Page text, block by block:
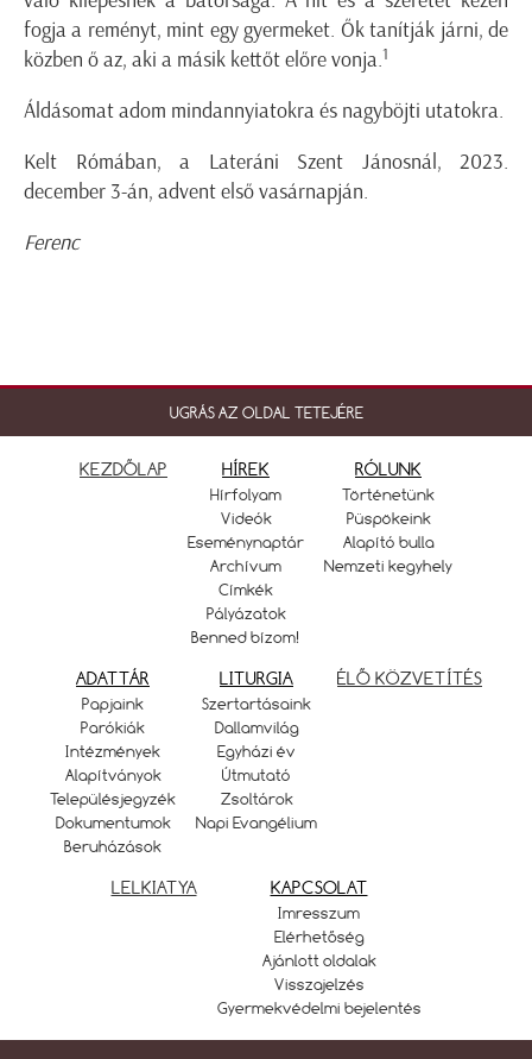
fogja a reményt, mint egy gyermeket. Ők tanítják járni, de
közben ő az, aki a másik kettőt előre vonja.1
Áldásomat adom mindannyiatokra és nagyböjti utatokra.
Kelt Rómában, a Lateráni Szent Jánosnál, 2023.
december 3-án, advent első vasárnapján.
Ferenc
UGRÁS AZ OLDAL TETEJÉRE
KEZDŐLAP HÍREK
Hírfolyam
Videók
Eseménynaptár
Archívum
Címkék
Pályázatok
Benned bízom!
RÓLUNK
Történetünk
Püspökeink
Alapító bulla
Nemzeti kegyhely
ADATTÁR
Papjaink
Parókiák
Intézmények
Alapítványok
Településjegyzék
Dokumentumok
Beruházások
LITURGIA
Szertartásaink
Dallamvilág
Egyházi év
Útmutató
Zsoltárok
Napi Evangélium
ÉLŐ KÖZVETÍTÉS
LELKIATYA KAPCSOLAT
Imresszum
Elérhetőség
Ajánlott oldalak
Visszajelzés
Gyermekvédelmi bejelentés